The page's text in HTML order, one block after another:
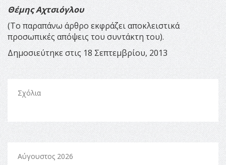
Θέμης Αχτσιόγλου
(Το παραπάνω άρθρο εκφράζει αποκλειστικά
προσωπικές απόψεις του συντάκτη του).
Δημοσιεύτηκε στις 18 Σεπτεμβρίου, 2013
Σχόλια
Αύγουστος 2026